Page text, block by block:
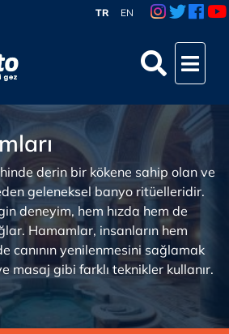
TR EN
derin bir kökene sahip olan ve
geleneksel banyo ritüelleridir.
deneyim, hem hızda hem de
Hamamlar, insanların hem
canının yenilenmesini sağlamak
masaj gibi farklı teknikler kullanır.